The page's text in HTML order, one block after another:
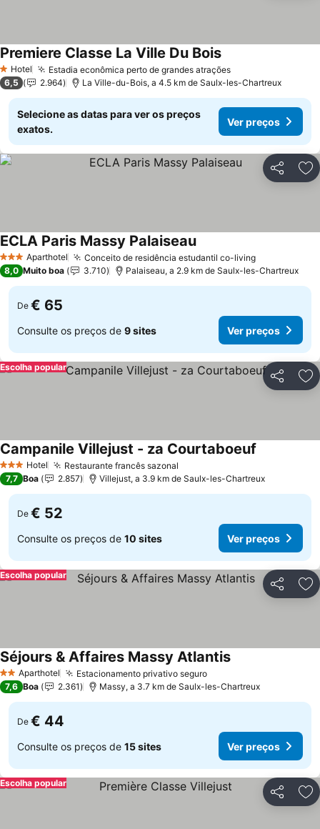
1 Estrelas
Hotel Estadia econômica perto de grandes atraçõesVer preços
Premiere Classe La Ville Du BoisVer preços
6,5 2.964 La Ville-du-Bois, a 4.5 km de Saulx-les-Chartreux
Selecione as datas para ver os preços
exatos.
Ver preços
Partilhar
3 EstrelasAparthotel Conceito de residência estudantil co-livingVer preços
ECLA Paris Massy PalaiseauVer preços
8,0 Muito boa 3.710 Palaiseau, a 2.9 km de Saulx-les-Chartreux
De € 65
Consulte os preços de 9 sites Ver preços
Partilhar
Escolha popular
3 EstrelasHotel Restaurante francês sazonal
Campanile Villejust - za Courtaboeuf
7,7 Boa 2.857 Villejust, a 3.9 km de Saulx-les-Chartreux
De € 52
Consulte os preços de 10 sites Ver preços
Partilhar
Escolha popular
2 EstrelasAparthotel Estacionamento privativo seguroVer preços
Séjours & Affaires Massy AtlantisVer preços
7,6 Boa 2.361 Massy, a 3.7 km de Saulx-les-Chartreux
De € 44
Consulte os preços de 15 sites Ver preços
Partilhar
Escolha popular